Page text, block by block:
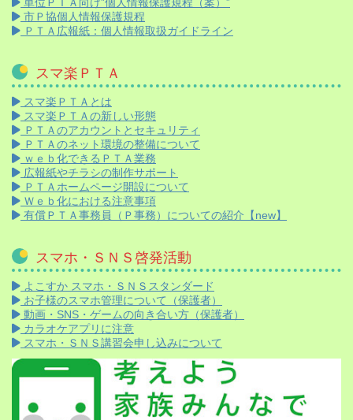
市Ｐ協個人情報保護規程
ＰＴＡ広報紙：個人情報取扱ガイドライン
スマ楽ＰＴＡ
スマ楽ＰＴＡとは
スマ楽ＰＴＡの新しい形態
ＰＴＡのアカウントとセキュリティ
ＰＴＡのネット環境の整備について
ｗｅｂ化できるＰＴＡ業務
広報紙やチラシの制作サポート
ＰＴＡホームページ開設について
Ｗｅｂ化における注意事項
有償ＰＴＡ事務員（Ｐ事務）についての紹介【new】
スマホ・ＳＮＳ啓発活動
よこすか スマホ・ＳＮＳスタンダード
お子様のスマホ管理について（保護者）
動画・SNS・ゲームの向き合い方（保護者）
カラオケアプリに注意
スマホ・ＳＮＳ講習会申し込みについて